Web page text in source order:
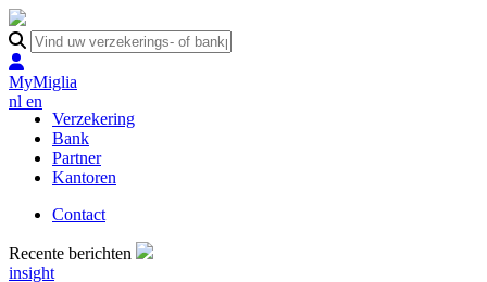
MyMiglia
nl en
Verzekering
Bank
Partner
Kantoren
Contact
Recente berichten
insight